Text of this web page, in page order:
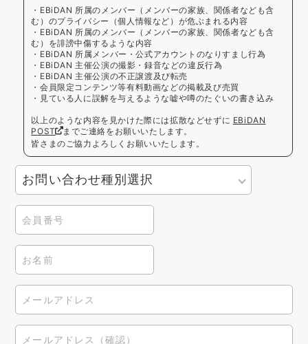
・EBiDAN 所属のメンバー（メンバーの家族、関係者なども含
む）のプライバシー（個人情報など）が危ぶまれる内容
・EBiDAN 所属のメンバー（メンバーの家族、関係者なども含
む）を誹謗中傷するような内容
・EBiDAN 所属メンバー・公式アカウントのなりすまし行為
・EBiDAN 主催公演の撮影・録音などの違反行為
・EBiDAN 主催公演の不正譲渡及び転売
・会員限定コンテンツ等有料動画などの掲載及び売買
・見ている人に誤解を与えるような嘘や噂のたぐいの書き込み
以上のような内容を見かけた際には拡散などせずに EBiDAN
POST までご連絡をお願いいたします。
皆さまのご協力よろしくお願いいたします。